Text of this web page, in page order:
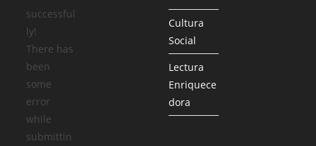
successful
ly!
There has
been
some
error
while
submittin
Cultura
Social
Lectura
Enriquece
dora